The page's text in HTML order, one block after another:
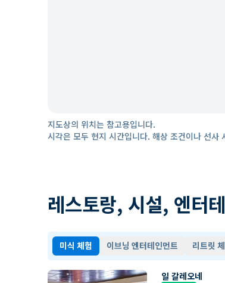
지도상의 위치는 참고용입니다.
시각은 모두 현지 시간입니다. 해상 조건이나 선
레스토랑, 시설, 엔터
미식 체험 이브닝 엔터테인먼트 리트릿
일 갈레오네